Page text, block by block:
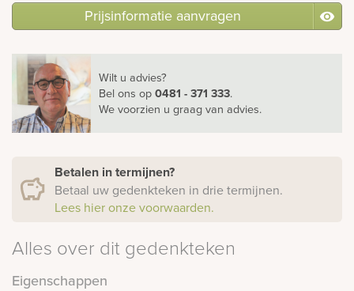
Prijsinformatie aanvragen
Wilt u advies?
Bel ons op0481 - 371 333.
We voorzien u graag van advies.
Betalen in termijnen?
Betaal uw gedenkteken in drie termijnen.
Lees hier onze voorwaarden.
Alles over dit gedenkteken
Eigenschappen